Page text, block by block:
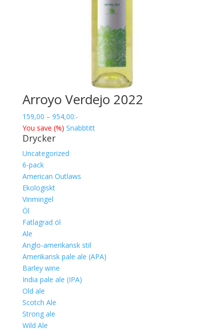
Arroyo Verdejo 2022
159,00 – 954,00Prisintervall:
159,00
:-
You save (%) Snabbtitt
Drycker
Uncategorized
6-pack
American Outlaws
Ekologiskt
Vinmingel
Öl
Fatlagrad öl
Ale
Anglo-amerikansk stil
Amerikansk pale ale (APA)
Barley wine
India pale ale (IPA)
Old ale
Scotch Ale
Strong ale
Wild Ale